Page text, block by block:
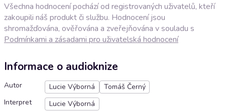
Všechna hodnocení pochází od registrovaných uživatelů, kteří
zakoupili náš produkt či službu. Hodnocení jsou
shromažďována, ověřována a zveřejňována v souladu s
Podmínkami a zásadami pro uživatelská hodnocení
Informace o audioknize
Autor Lucie Výborná
Tomáš Černý
Interpret
Lucie Výborná